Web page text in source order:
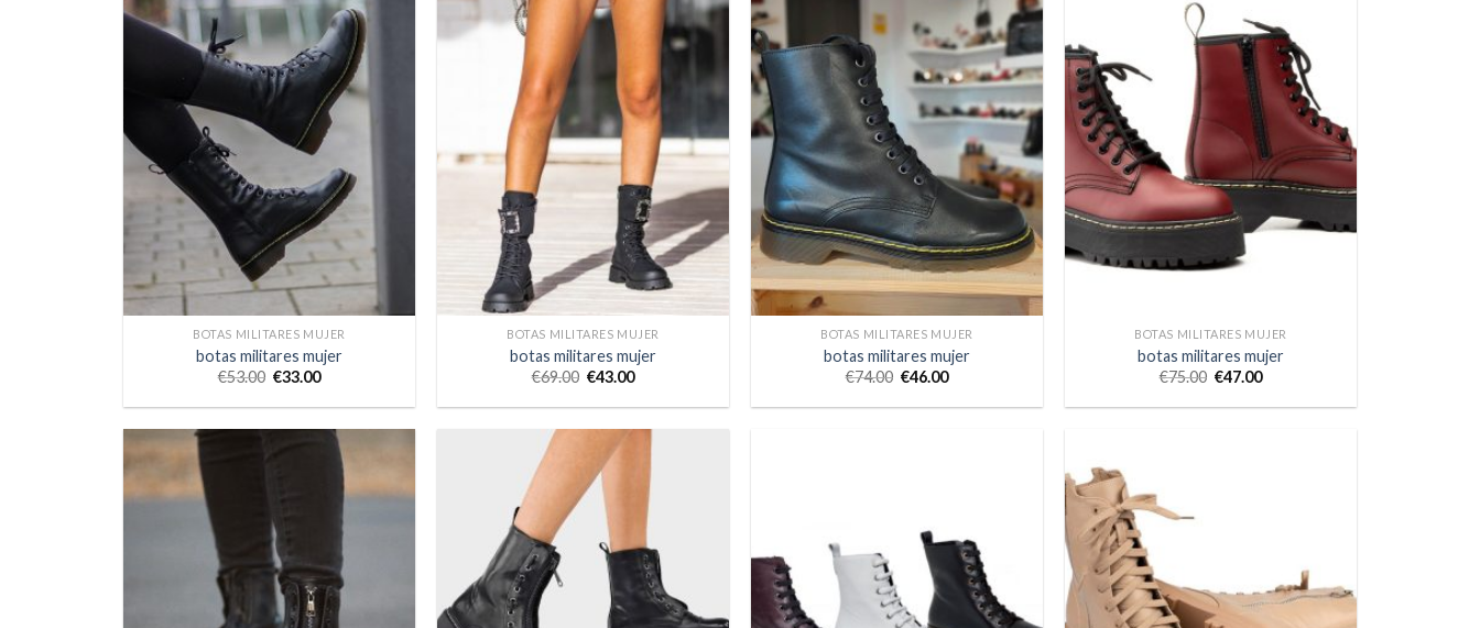
BOTAS MILITARES MUJER
botas militares mujer
€53.00 €33.00
BOTAS MILITARES MUJER
botas militares mujer
€69.00 €43.00
BOTAS MILITARES MUJER
botas militares mujer
€74.00 €46.00
BOTAS MILITARES MUJER
botas militares mujer
€75.00 €47.00